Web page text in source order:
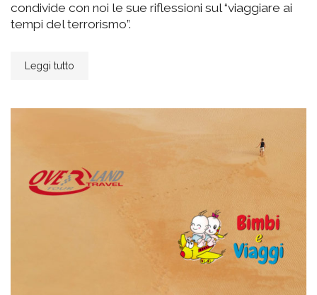
condivide con noi le sue riflessioni sul “viaggiare ai
tempi del terrorismo”.
Leggi tutto